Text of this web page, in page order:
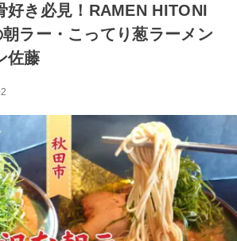
好き必見！RAMEN HITONI
ラー・こってり葱ラーメン
佐藤